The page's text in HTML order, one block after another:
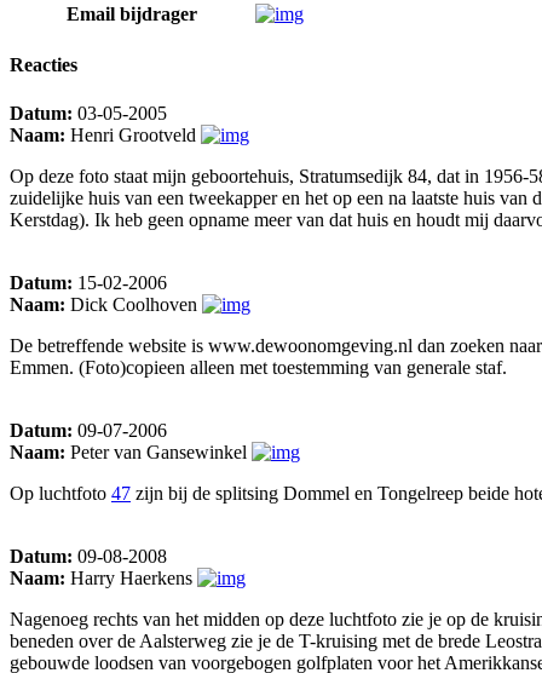
Email bijdrager
Reacties
Datum: 03-05-2005
Naam: Henri Grootveld
Op deze foto staat mijn geboortehuis, Stratumsedijk 84, dat in
zuidelijke huis van een tweekapper en het op een na laatste huis
Kerstdag). Ik heb geen opname meer van dat huis en houdt mij
Datum: 15-02-2006
Naam: Dick Coolhoven
De betreffende website is www.dewoonomgeving.nl dan zoeken
Emmen. (Foto)copieen alleen met toestemming van generale staf.
Datum: 09-07-2006
Naam: Peter van Gansewinkel
Op luchtfoto 47 zijn bij de splitsing Dommel en Tongelreep beide
Datum: 09-08-2008
Naam: Harry Haerkens
Nagenoeg rechts van het midden op deze luchtfoto zie je op de
beneden over de Aalsterweg zie je de T-kruising met de brede
gebouwde loodsen van voorgebogen golfplaten voor het